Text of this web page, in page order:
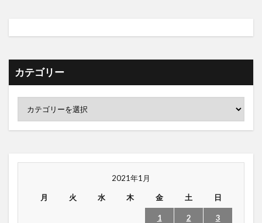
カテゴリー
2021年1月
月 火 水 木 金 土 日
1 2 3